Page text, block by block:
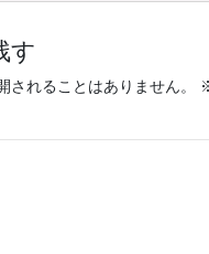
す
されることはありません。